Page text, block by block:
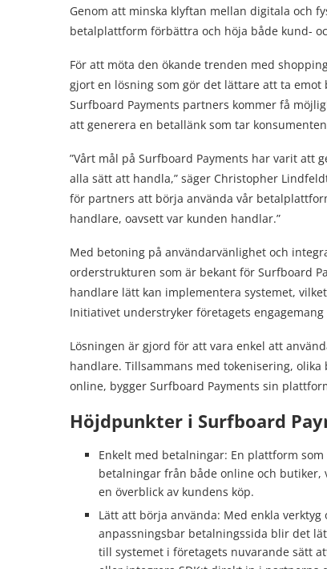
Genom att minska klyftan mellan digitala och
betalplattform förbättra och höja både kund-
För att möta den ökande trenden med
gjort en lösning som gör det lättare att ta
Surfboard Payments partners kommer få
att generera en betallänk som tar
”Vårt mål på Surfboard Payments har varit att
alla sätt att handla,” säger Christopher
för partners att börja använda vår
handlare, oavsett var kunden handlar.”
Med betoning på användarvänlighet och
orderstrukturen som är bekant för Surfboard
handlare lätt kan implementera systemet,
Initiativet understryker företagets
Lösningen är gjord för att vara enkel att
handlare. Tillsammans med tokenisering,
online, bygger Surfboard Payments sin
Höjdpunkter i Surfboard
Enkelt med betalningar: En plattform
betalningar från både online och butiker,
en överblick av kundens köp.
Lätt att börja använda: Med enkla verktyg
anpassningsbar betalningssida blir det
till systemet i företagets nuvarande sätt